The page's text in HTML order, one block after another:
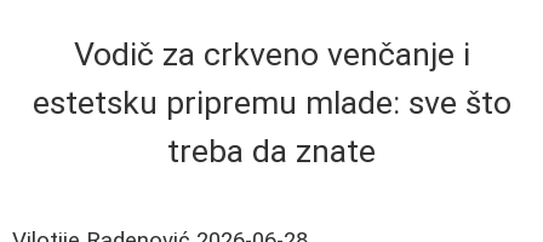
Vodič za crkveno venčanje i
estetsku pripremu mlade: sve što
treba da znate